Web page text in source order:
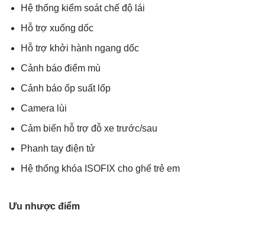
Hệ thống kiểm soát chế độ lái
Hỗ trợ xuống dốc
Hỗ trợ khởi hành ngang dốc
Cảnh báo điểm mù
Cảnh báo ốp suất lốp
Camera lùi
Cảm biến hỗ trợ đỗ xe trước/sau
Phanh tay điện tử
Hệ thống khóa ISOFIX cho ghế trẻ em
Ưu nhược điểm